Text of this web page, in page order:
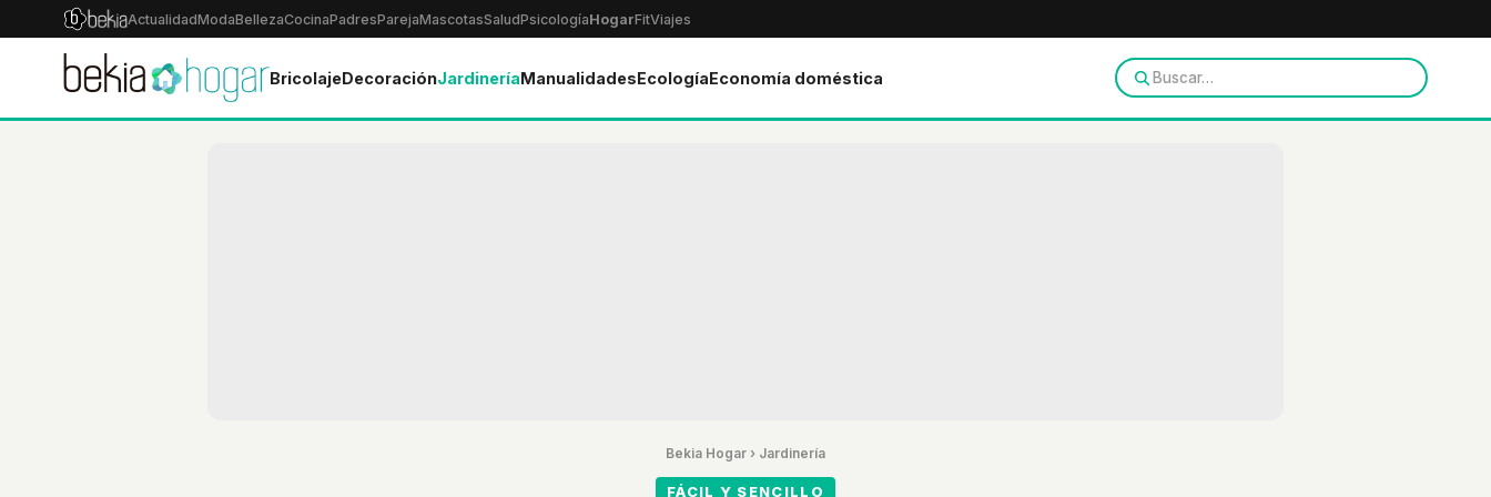
ActualidadModaBellezaCocinaPadresParejaMascotasSaludPsicologíaHogarFitViajes
BricolajeDecoraciónJardineríaManualidadesEcologíaEconomía doméstica
Bekia Hogar › Jardinería
FÁCIL Y SENCILLO